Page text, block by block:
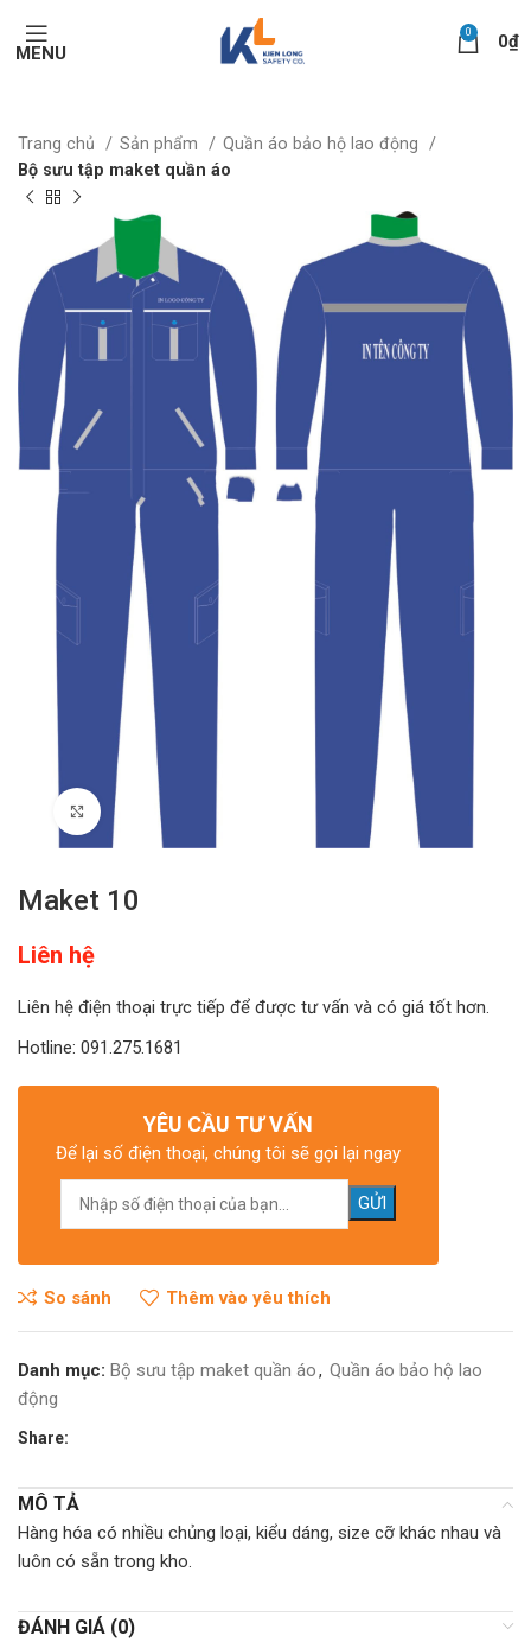
MENU
0 0₫
Trang chủ Sản phẩm
Quần áo bảo hộ lao động
Bộ sưu tập maket quần áo
Click to enlarge
Maket 10
Liên hệ
Liên hệ điện thoại trực tiếp để được tư vấn và có giá tốt hơn.
Hotline: 091.275.1681
YÊU CẦU TƯ VẤN
Để lại số điện thoại, chúng tôi sẽ gọi lại ngay
So sánh Thêm vào yêu thích
Danh mục: Bộ sưu tập maket quần áo, Quần áo bảo hộ lao
động
Share:
MÔ TẢ
Hàng hóa có nhiều chủng loại, kiểu dáng, size cỡ khác nhau và
luôn có sẵn trong kho.
ĐÁNH GIÁ (0)